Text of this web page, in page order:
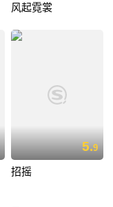
风起霓裳
5.9
招摇